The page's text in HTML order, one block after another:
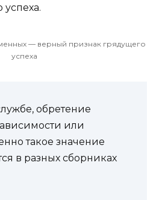
— верный признак грядущего
успеха
обретение
или
такое значение
в разных сборниках